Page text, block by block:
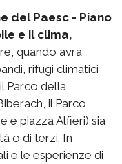
del Paesc - Piano
e il clima,
quando avrà
rifugi climatici
Parco della
il Parco
e piazza Alfieri) sia
o di terzi. In
e le esperienze di